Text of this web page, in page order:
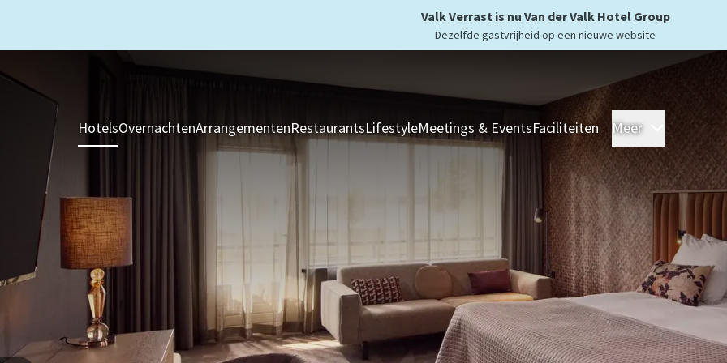
Valk Verrast is nu Van der Valk Hotel Group
Dezelfde gastvrijheid op een nieuwe website
HotelsOvernachtenArrangementenRestaurantsLifestyleMeetings & EventsFaciliteiten Meer Hotels